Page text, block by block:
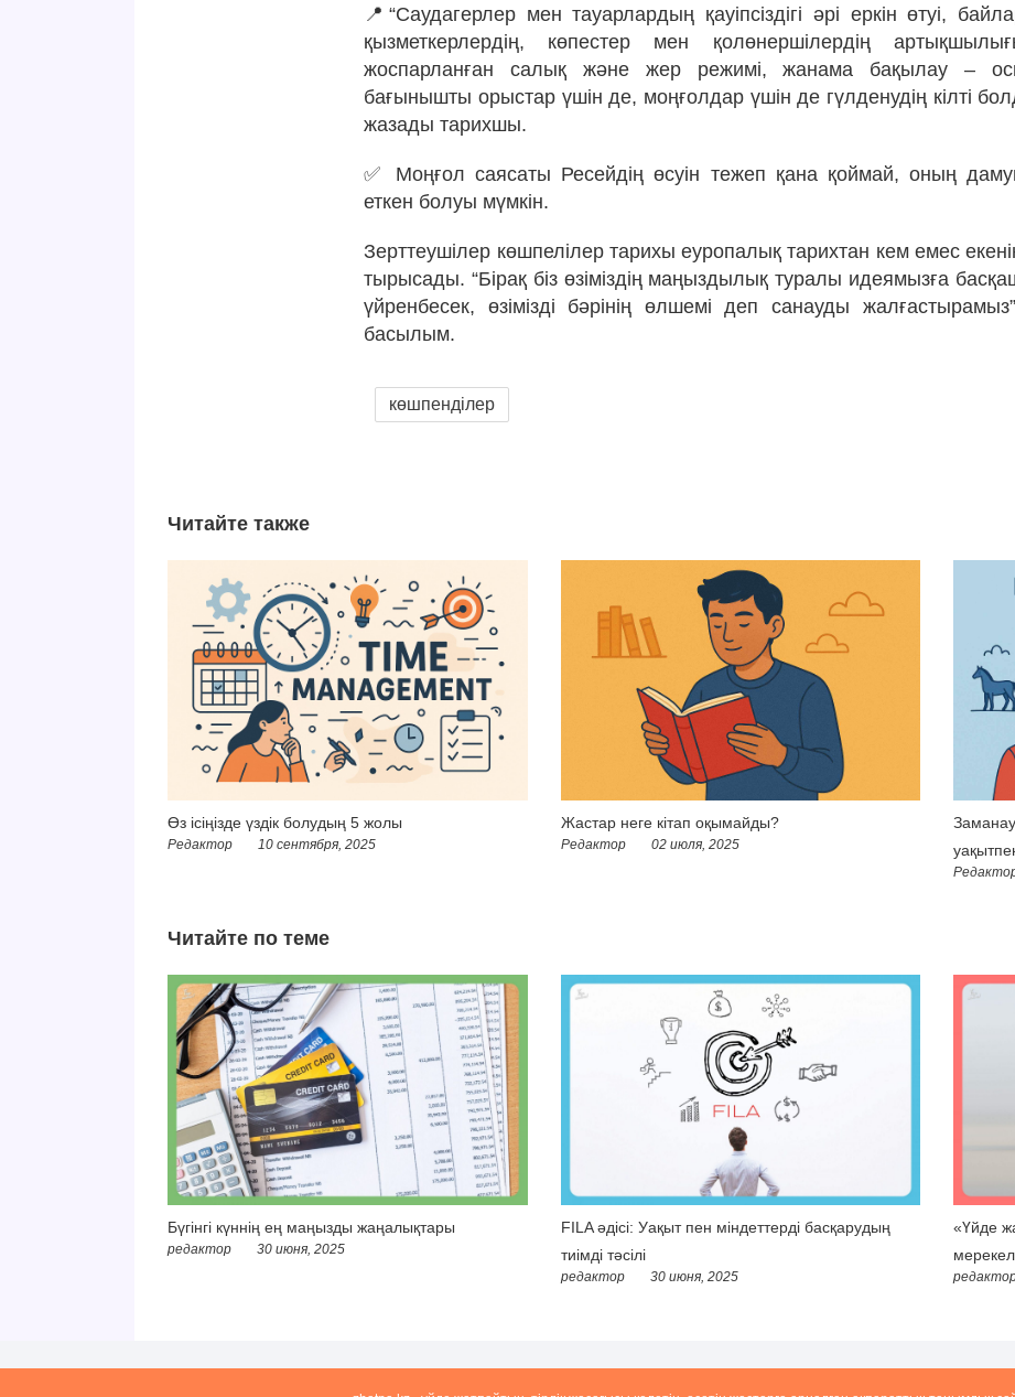
📍“Саудагерлер мен тауарлардың қауіпсіздігі әрі еркін өтуі,
қызметкерлердің, көпестер мен қолөнершілердің
жоспарланған салық және жер режимі, жанама бақылау –
бағынышты орыстар үшін де, моңғолдар үшін де гүлденудің кілті
жазады тарихшы.
✅ Моңғол саясаты Ресейдің өсуін тежеп қана қоймай, оның
еткен болуы мүмкін.
Зерттеушілер көшпелілер тарихы еуропалық тарихтан кем емес
тырысады. “Бірақ біз өзіміздің маңыздылық туралы идеямызға
үйренбесек, өзімізді бәрінің өлшемі деп санауды
басылым.
көшпенділер
Читайте также
Өз ісіңізде үздік болудың 5 жолы
Редактор 10 сентября, 2025
Жастар неге кітап оқымайды?
Редактор 02 июля, 2025
Читайте по теме
Бүгінгі күннің ең маңызды жаңалықтары
редактор 30 июня, 2025
FILA әдісі: Уақыт пен міндеттерді басқарудың
тиімді тәсілі
редактор 30 июня, 2025
«Үйде